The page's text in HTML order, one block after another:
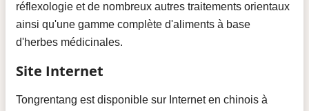
réflexologie et de nombreux autres traitements orientaux
ainsi qu'une gamme complète d'aliments à base
d'herbes médicinales.
Site Internet
Tongrentang est disponible sur Internet en chinois à